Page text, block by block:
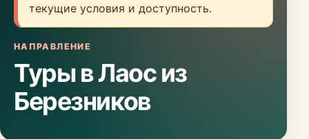
текущие условия и доступность.
НАПРАВЛЕНИЕ
Туры в Лаос из
Березников